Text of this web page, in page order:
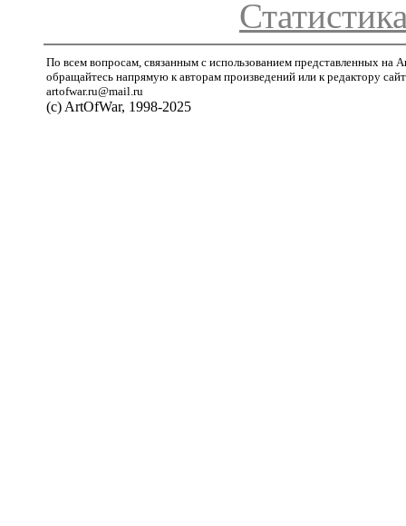
По всем вопросам, связанным с использованием представленных на
обращайтесь напрямую к авторам произведений или к редактору
artofwar.ru@mail.ru
(с) ArtOfWar, 1998-2025